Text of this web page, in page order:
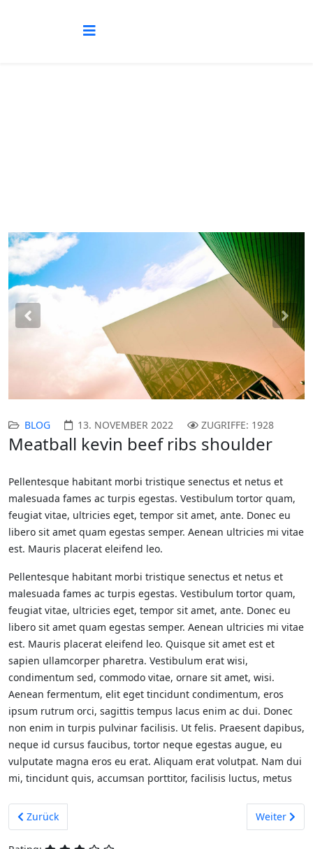
Previous
BLOG 13. NOVEMBER 2022 ZUGRIFFE: 1928
Meatball kevin beef ribs shoulder
Pellentesque habitant morbi tristique senectus et netus et
malesuada fames ac turpis egestas. Vestibulum tortor quam,
feugiat vitae, ultricies eget, tempor sit amet, ante. Donec eu
libero sit amet quam egestas semper. Aenean ultricies mi vitae
est. Mauris placerat eleifend leo.
Pellentesque habitant morbi tristique senectus et netus et
malesuada fames ac turpis egestas. Vestibulum tortor quam,
feugiat vitae, ultricies eget, tempor sit amet, ante. Donec eu
libero sit amet quam egestas semper. Aenean ultricies mi vitae
est. Mauris placerat eleifend leo. Quisque sit amet est et
sapien ullamcorper pharetra. Vestibulum erat wisi,
condimentum sed, commodo vitae, ornare sit amet, wisi.
Aenean fermentum, elit eget tincidunt condimentum, eros
ipsum rutrum orci, sagittis tempus lacus enim ac dui. Donec
non enim in turpis pulvinar facilisis. Ut felis. Praesent dapibus,
neque id cursus faucibus, tortor neque egestas augue, eu
vulputate magna eros eu erat. Aliquam erat volutpat. Nam dui
mi, tincidunt quis, accumsan porttitor, facilisis luctus, metus
Vorheriger Beitrag: Pellentesque Habitant Morbi Tristique
Zurück Nächster
Weiter